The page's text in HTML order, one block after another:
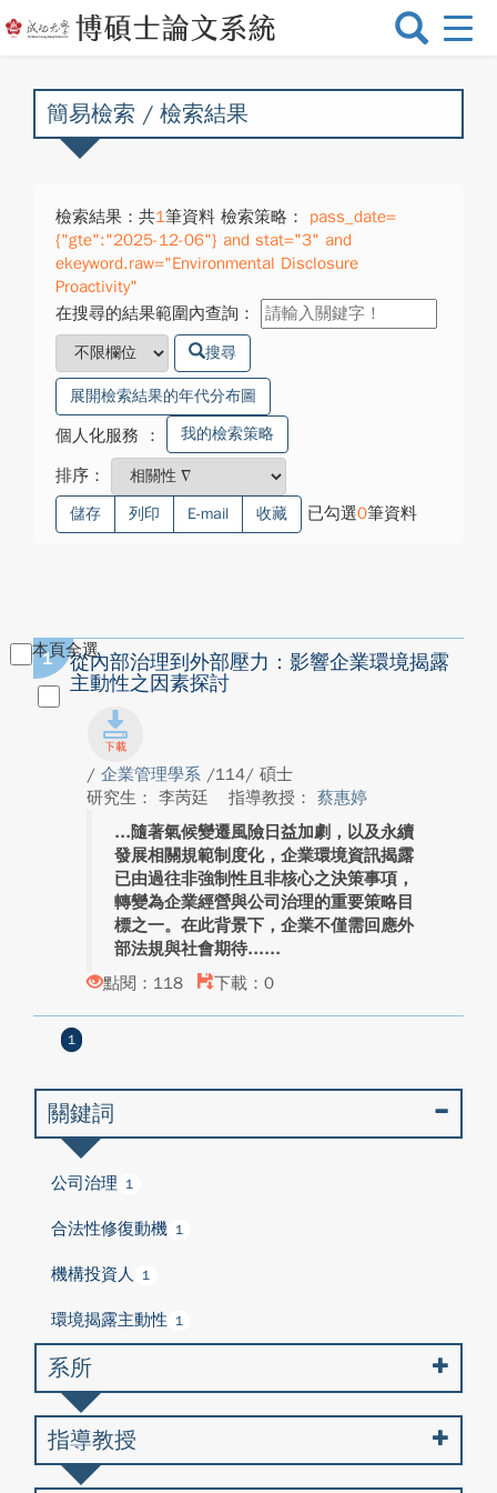
選
換
簡易檢索 / 檢索結果
檢索結果：共1筆資料 檢索策略：
pass_date=
{"gte":"2025-12-06"} and stat="3" and
ekeyword.raw="Environmental Disclosure
Proactivity"
在搜尋的結果範圍內查詢：
搜尋
展開檢索結果的年代分布圖
個人化服務 ： 我的檢索策略
排序：
儲存 列印 E-mail 收藏 已勾選0筆資料
本頁全選
1
從內部治理到外部壓力：影響企業環境揭露
主動性之因素探討
/ 企業管理學系 /114/ 碩士
研究生： 李苪廷
指導教授： 蔡惠婷
隨著氣候變遷風險日益加劇，以及永續
發展相關規範制度化，企業環境資訊揭露
已由過往非強制性且非核心之決策事項，
轉變為企業經營與公司治理的重要策略目
標之一。在此背景下，企業不僅需回應外
部法規與社會期待...
點閱：118
下載：0
1
關鍵詞
公司治理 1
合法性修復動機 1
機構投資人 1
環境揭露主動性 1
系所
指導教授